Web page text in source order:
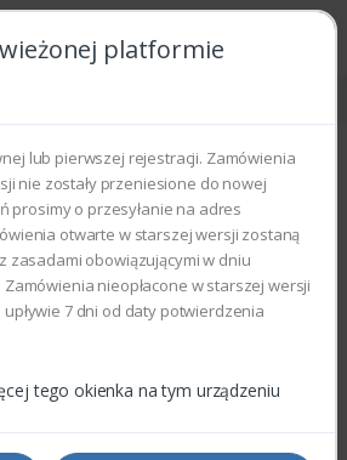
platformie
lub pierwszej rejestracji. Zamówienia
nie zostały przeniesione do nowej
prosimy o przesyłanie na adres
otwarte w starszej wersji zostaną
zasadami obowiązującymi w dniu
nieopłacone w starszej wersji
7 dni od daty potwierdzenia
tego okienka na tym urządzeniu
420
Sortowanie domyślne